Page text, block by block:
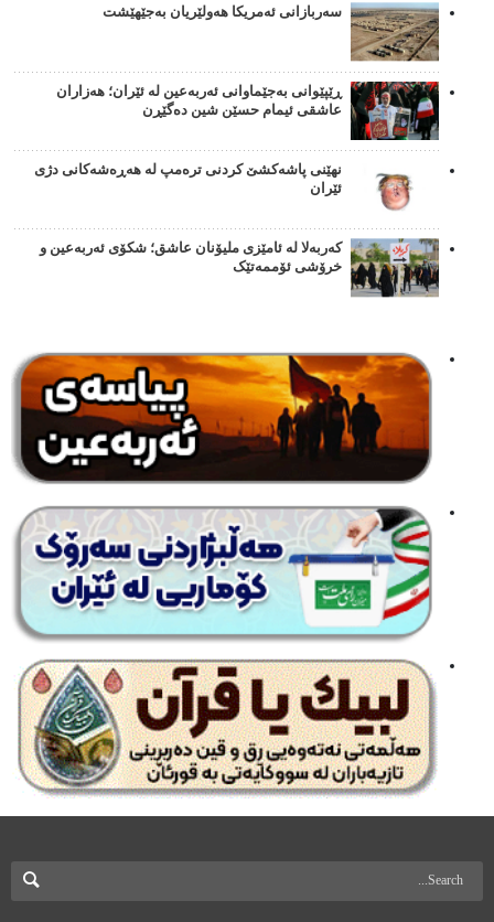
سەربازانی ئەمریکا هەولێریان بەجێهێشت
ڕێپێوانی بەجێماوانی ئەربەعین لە ئێران؛ هەزاران
عاشقی ئیمام حسێن شین دەگێڕن
نهێنی پاشەکشێ کردنی ترەمپ لە هەڕەشەکانی دژی
ئێران
کەربەلا لە ئامێزی ملیۆنان عاشق؛ شکۆی ئەربەعین و
خرۆشی ئۆممەتێک